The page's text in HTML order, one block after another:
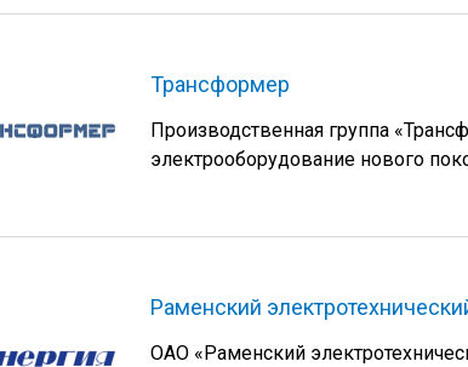
Трансформер
Производственная группа
электрооборудование нового
Раменский
ОАО «Раменский